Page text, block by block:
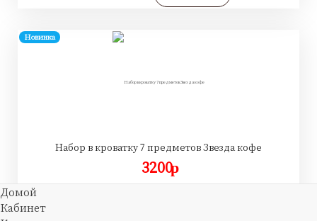
Новинка
Набор в кроватку 7 предметов Звезда кофе
3200p
Домой
Кабинет